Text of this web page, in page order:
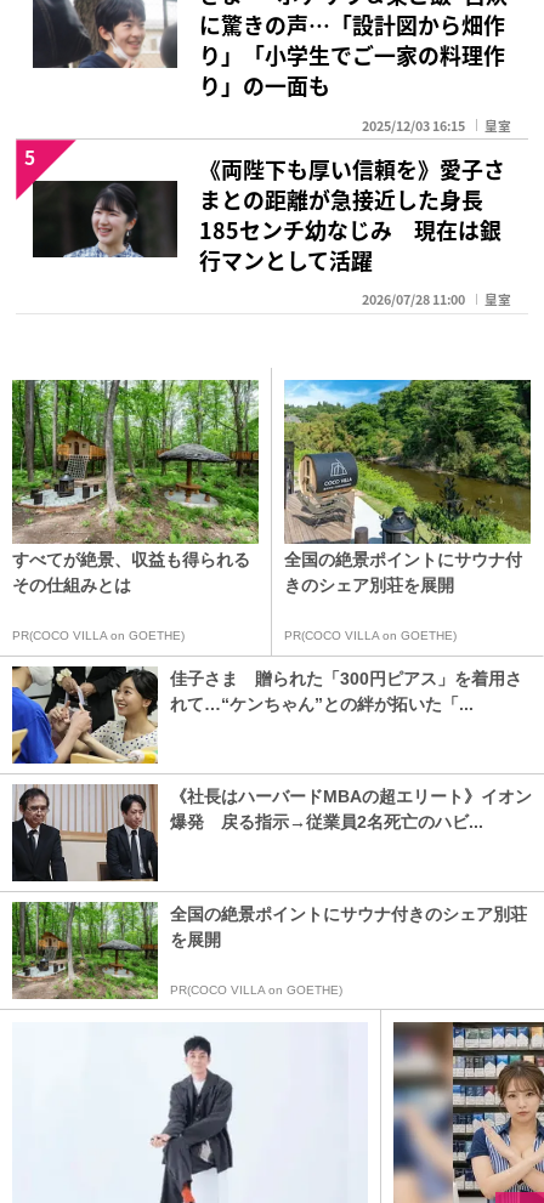
に驚きの声…「設計図から畑作
り」「小学生でご一家の料理作
り」の一面も
2025/12/03 16:15 皇室
《両陛下も厚い信頼を》愛子さ
まとの距離が急接近した身長
185センチ幼なじみ 現在は銀
行マンとして活躍
2026/07/28 11:00 皇室
5
すべてが絶景、収益も得られる
その仕組みとは
PR(COCO VILLA on GOETHE)
全国の絶景ポイントにサウナ付
きのシェア別荘を展開
PR(COCO VILLA on GOETHE)
佳子さま 贈られた「300円ピアス」を着用さ
れて…“ケンちゃん”との絆が拓いた「...
《社長はハーバードMBAの超エリート》イオン
爆発 戻る指示→従業員2名死亡のハビ...
全国の絶景ポイントにサウナ付きのシェア別荘
を展開
PR(COCO VILLA on GOETHE)